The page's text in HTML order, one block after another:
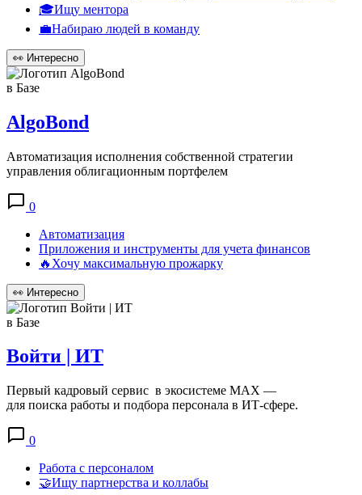
🎓Ищу ментора
💼Набираю людей в команду
👀 Интересно
в Базе
AlgoBond
Автоматизация исполнения собственной стратегии
управления облигационным портфелем
0
Автоматизация
Приложения и инструменты для учета финансов
🔥Хочу максимальную прожарку
👀 Интересно
в Базе
Войти | ИТ
Первый кадровый сервис в экосистеме MAX —
для поиска работы и подбора персонала в ИТ‑сфере.
0
Работа с персоналом
🤝Ищу партнерства и коллабы